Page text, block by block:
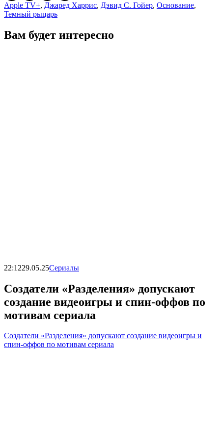
Apple TV+, Джаред Харрис, Дэвид С. Гойер, Основание,
Темный рыцарь
Вам будет интересно
22:1229.05.25Сериалы
Создатели «Разделения» допускают
создание видеоигры и спин-оффов по
мотивам сериала
Создатели «Разделения» допускают создание видеоигры и
спин-оффов по мотивам сериала